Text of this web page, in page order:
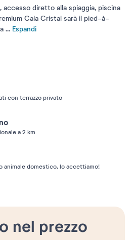
accesso diretto alla spiaggia, piscina
Cala Cristal sarà il pied-à-
... Espandi
con terrazzo privato
a 2 km
animale domestico, lo accettiamo!
nel prezzo